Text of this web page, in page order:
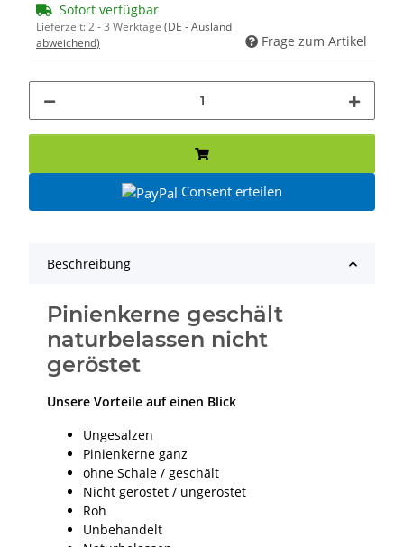
Sofort verfügbar
Lieferzeit:2 - 3 Werktage (DE - Ausland
abweichend)
Frage zum Artikel
Consent erteilen
Beschreibung
Pinienkerne geschält
naturbelassen nicht
geröstet
Unsere Vorteile auf einen Blick
Ungesalzen
Pinienkerne ganz
ohne Schale / geschält
Nicht geröstet / ungeröstet
Roh
Unbehandelt